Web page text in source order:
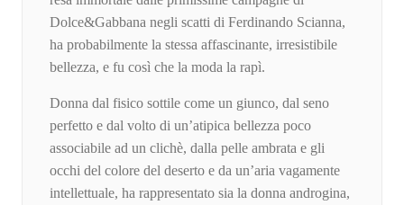
Dolce&Gabbana negli scatti di Ferdinando Scianna,
ha probabilmente la stessa affascinante, irresistibile
bellezza, e fu così che la moda la rapì.
Donna dal fisico sottile come un giunco, dal seno
perfetto e dal volto di un’atipica bellezza poco
associabile ad un clichè, dalla pelle ambrata e gli
occhi del colore del deserto e da un’aria vagamente
intellettuale, ha rappresentato sia la donna androgina,